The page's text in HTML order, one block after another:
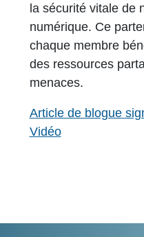
la sécurité vitale de
numérique. Ce
chaque membre
des ressources
menaces.
Article de blogue
Vidéo